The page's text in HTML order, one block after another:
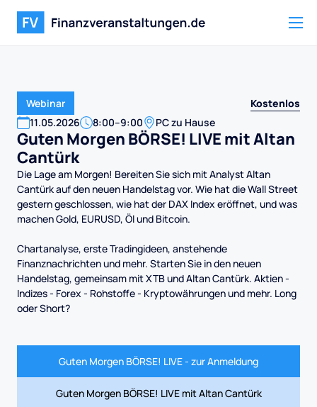
Webinar
Kostenlos
11.05.2026 8:00–9:00 PC zu Hause
Guten Morgen BÖRSE! LIVE mit Altan
Cantürk
Die Lage am Morgen! Bereiten Sie sich mit Analyst Altan
Cantürk auf den neuen Handelstag vor. Wie hat die Wall Street
gestern geschlossen, wie hat der DAX Index eröffnet, und was
machen Gold, EURUSD, Öl und Bitcoin.
Chartanalyse, erste Tradingideen, anstehende
Finanznachrichten und mehr. Starten Sie in den neuen
Handelstag, gemeinsam mit XTB und Altan Cantürk. Aktien -
Indizes - Forex - Rohstoffe - Kryptowährungen und mehr. Long
oder Short?
Guten Morgen BÖRSE! LIVE - zur Anmeldung
Guten Morgen BÖRSE! LIVE mit Altan Cantürk